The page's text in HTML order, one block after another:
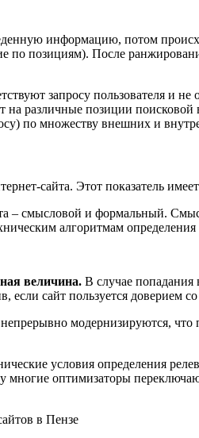
информацию, потом
позициям). После
запросу пользователя и
на различные позиции
по множеству внешних и
сайта. Этот показатель
– смысловой и формальный.
алгоритмам
величина. В случае
если сайт пользуется
модернизируются, что
условия определения
многие оптимизаторы